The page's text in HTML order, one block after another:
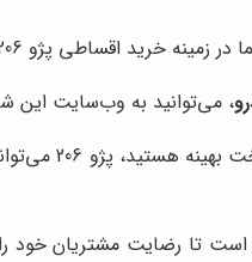
تا بتوانید با آگاهی کامل، بهترین تصمیم را بگیرید.
، می‌توانید به وب‌سایت این
با خرید اقساطی این خودرو از
است تا رضایت مشتریان